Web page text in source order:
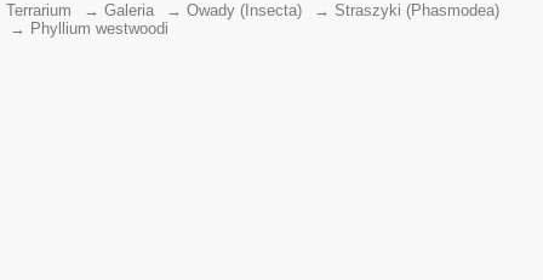
Terrarium → Galeria → Owady (Insecta) → Straszyki (Phasmodea)
→ Phyllium westwoodi